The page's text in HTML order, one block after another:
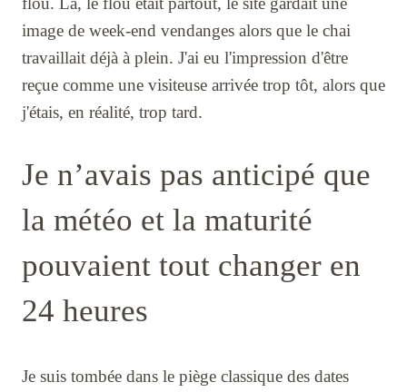
image de week-end vendanges alors que le chai
travaillait déjà à plein. J'ai eu l'impression d'être
reçue comme une visiteuse arrivée trop tôt, alors que
j'étais, en réalité, trop tard.
Je n’avais pas anticipé que
la météo et la maturité
pouvaient tout changer en
24 heures
Je suis tombée dans le piège classique des dates